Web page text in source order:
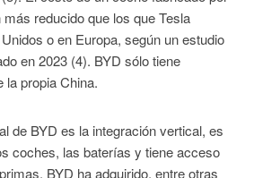
reducido que los que Tesla
o en Europa, según un estudio
en 2023 (4). BYD sólo tiene
la propia China.
de BYD es la integración vertical, es
coches, las baterías y tiene acceso
BYD ha adquirido, entre otras